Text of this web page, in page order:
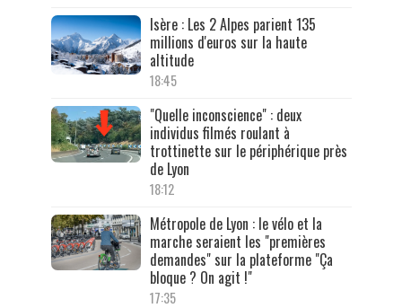
Isère : Les 2 Alpes parient 135
millions d'euros sur la haute
altitude
18:45
"Quelle inconscience" : deux
individus filmés roulant à
trottinette sur le périphérique près
de Lyon
18:12
Métropole de Lyon : le vélo et la
marche seraient les "premières
demandes" sur la plateforme "Ça
bloque ? On agit !"
17:35